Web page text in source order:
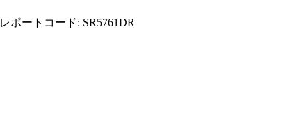
レポートコード: SR5761DR